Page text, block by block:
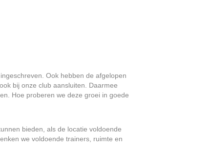
Ook hebben de afgelopen
bij onze club aansluiten. Daarmee
Hoe proberen we deze groei in goede
bieden, als de locatie voldoende
we voldoende trainers, ruimte en